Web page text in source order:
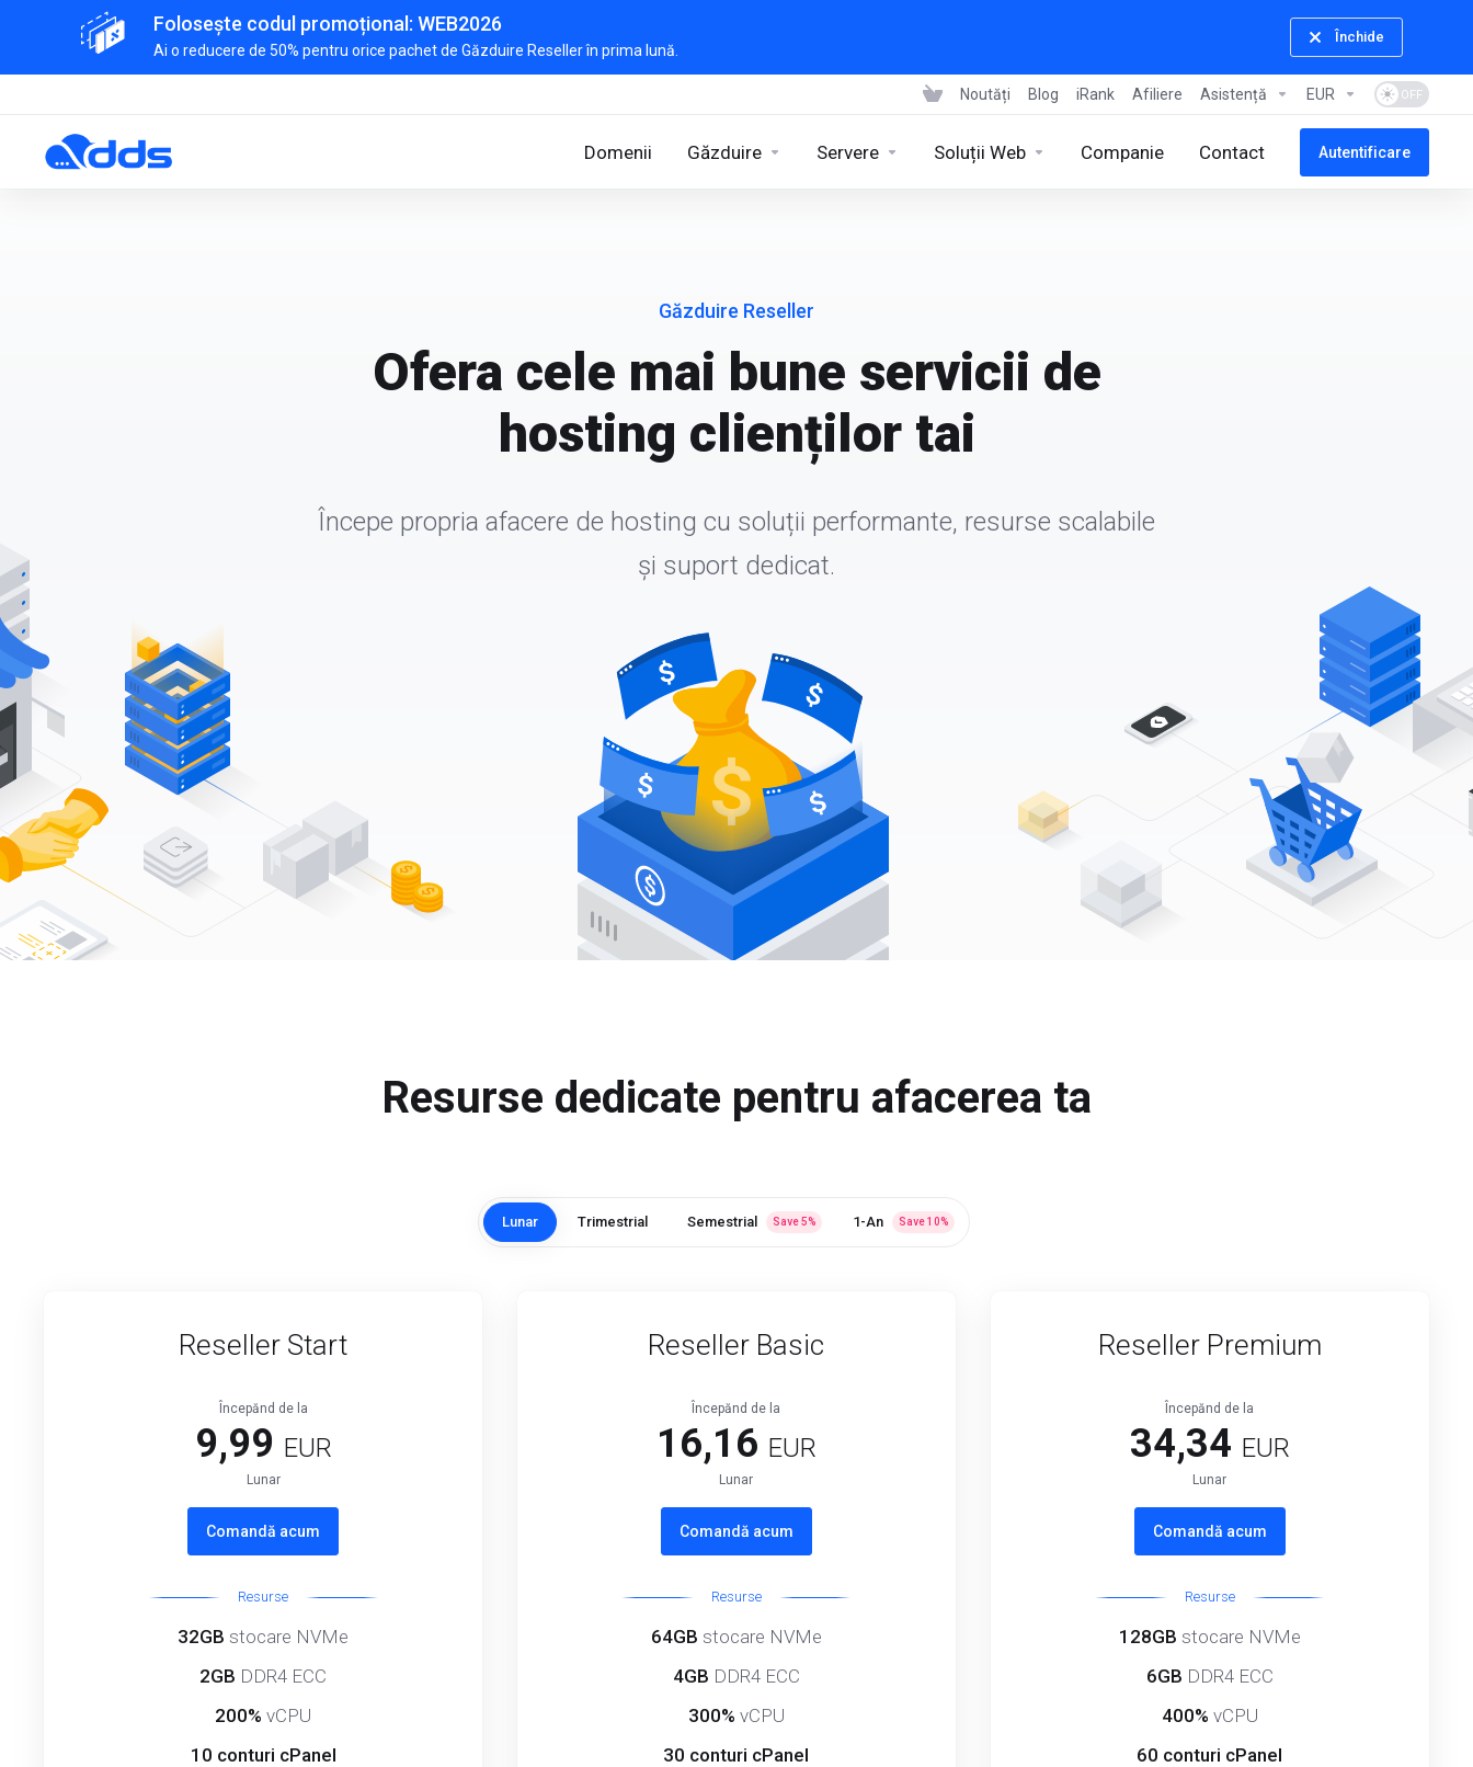
Folosește codul promoțional: WEB2026
Ai o reducere de 50% pentru orice pachet de Găzduire Reseller în prima lună.
Închide
Noutăți Blog iRank Afiliere Asistență EUR
Domenii Găzduire Servere Soluții Web Companie Contact Autentificare
Găzduire Reseller
Ofera cele mai bune servicii de
hosting clienților tai
Începe propria afacere de hosting cu soluții performante, resurse scalabile
și suport dedicat.
Resurse dedicate pentru afacerea ta
Lunar Trimestrial Semestrial Save5% 1-An Save10%
Reseller Start
Începănd de la
9,99 EUR
Lunar
Comandă acum
Resurse
32GB stocare NVMe
2GB DDR4 ECC
200% vCPU
10 conturi cPanel
Reseller Basic
Începănd de la
16,16 EUR
Lunar
Comandă acum
Resurse
64GB stocare NVMe
4GB DDR4 ECC
300% vCPU
30 conturi cPanel
Reseller Premium
Începănd de la
34,34 EUR
Lunar
Comandă acum
Resurse
128GB stocare NVMe
6GB DDR4 ECC
400% vCPU
60 conturi cPanel